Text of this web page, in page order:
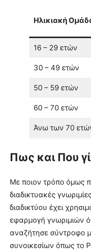
Ηλικιακή
16 – 29 ετών
30 – 49 ετών
50 – 59 ετών
60 – 70 ετών
Άνω των 70
Πως και Που
Με ποιον τρόπο όμως
διαδικτυακές
διαδικτύου έχει
εφαρμογή γνωριμιών
αναζήτησε σύντροφο
συνοικεσίων όπως το